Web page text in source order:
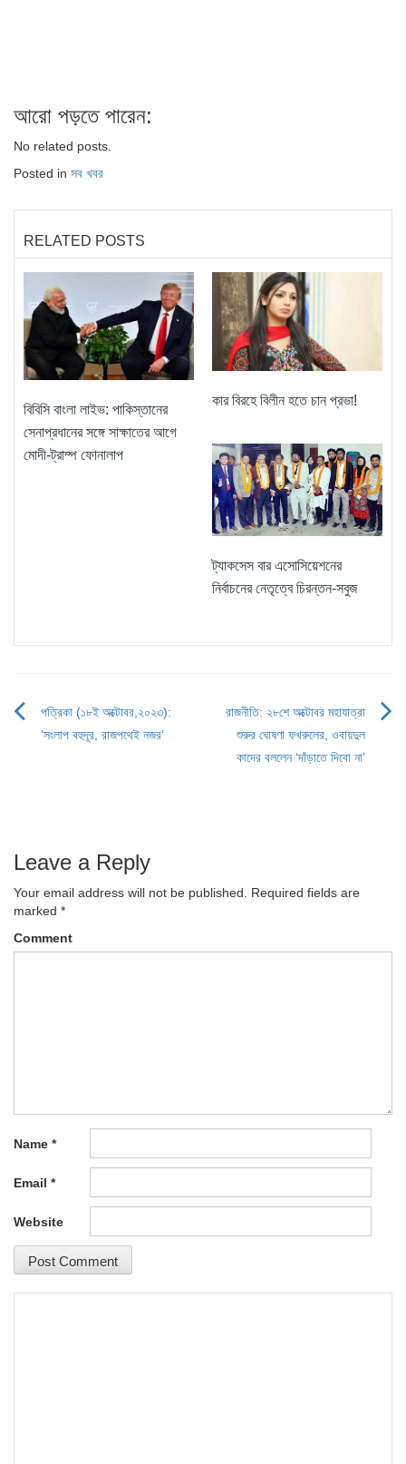
আরো পড়তে পারেন:
No related posts.
Posted in সব খবর
RELATED POSTS
বিবিসি বাংলা লাইভ: পাকিস্তানের
সেনাপ্রধানের সঙ্গে সাক্ষাতের আগে
মোদী-ট্রাম্প ফোনালাপ
কার বিরহে বিলীন হতে চান প্রভা!
ট্যাকসেস বার এসোসিয়েশনের
নির্বাচনের নেতৃত্বে চিরন্তন-সবুজ
Post
পত্রিকা (১৮ই অক্টোবর,২০২৩):
‘সংলাপ বহুদূর, রাজপথেই নজর’
রাজনীতি: ২৮শে অক্টোবর মহাযাত্রা
শুরুর ঘোষণা ফখরুলের, ওবায়দুল
কাদের বললেন ‘দাঁড়াতে দিবো না’
Leave a Reply
Your email address will not be published.
Required fields are
marked *
Comment
Name *
Email *
Website